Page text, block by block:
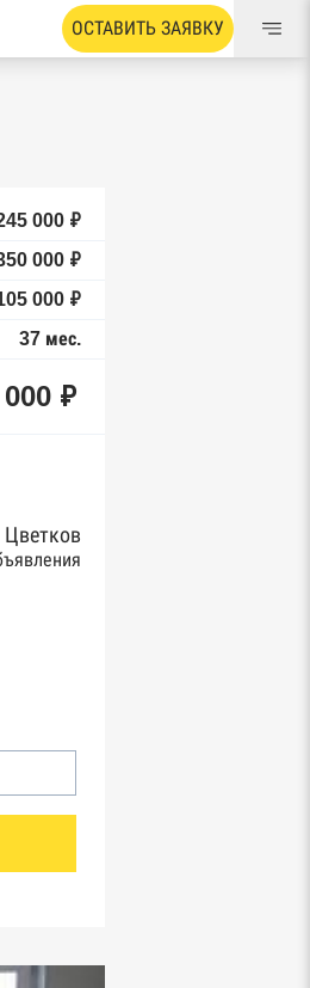
ОСТАВИТЬ ЗАЯВКУ
000 ₽
000 ₽
000 ₽
37 мес.
₽